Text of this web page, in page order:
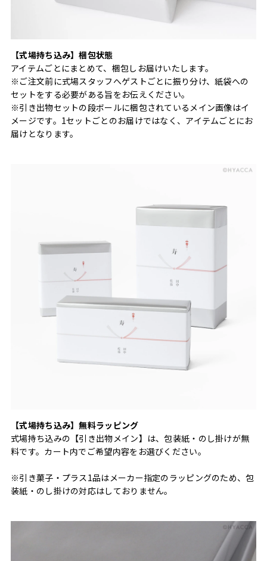
【式場持ち込み】梱包状態
アイテムごとにまとめて、梱包しお届けいたします。
※ご注文前に式場スタッフへゲストごとに振り分け、紙袋への
セットをする必要がある旨をお伝えください。
※引き出物セットの段ボールに梱包されているメイン画像はイ
メージです。1セットごとのお届けではなく、アイテムごとにお
届けとなります。
【式場持ち込み】無料ラッピング
式場持ち込みの【引き出物メイン】は、包装紙・のし掛けが無
料です。カート内でご希望内容をお選びください。
※引き菓子・プラス1品はメーカー指定のラッピングのため、包
装紙・のし掛けの対応はしておりません。